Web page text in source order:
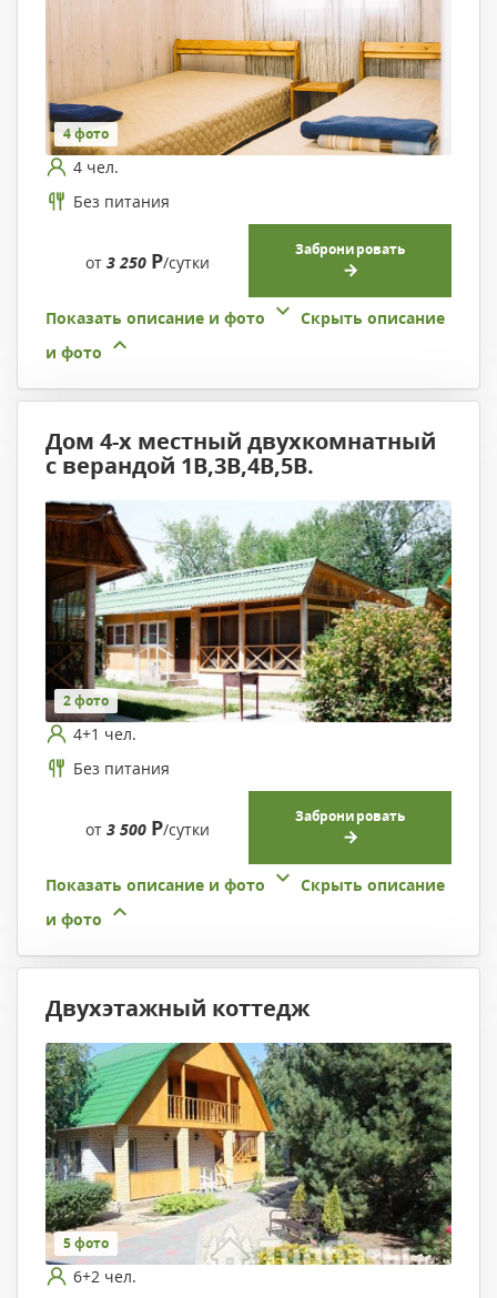
4 фото
4 чел.
Без питания
от 3 250 Р/сутки
Забронировать
Показать описание и фото
Скрыть описание
и фото
Дом 4-х местный двухкомнатный
с верандой 1В,3В,4В,5В.
2 фото
4+1 чел.
Без питания
от 3 500 Р/сутки
Забронировать
Показать описание и фото
Скрыть описание
и фото
Двухэтажный коттедж
5 фото
6+2 чел.